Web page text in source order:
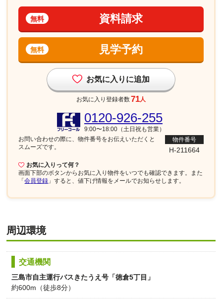
資料請求
無料
見学予約
無料
お気に入りに追加
お気に入り登録者数71 人
お気に入りって何？
画面下部のボタンからお気に入り物件をいつでも確認できます。また
「会員登録 」すると、値下げ情報をメールでお知らせします。
0120-926-255
9:00〜18:00（土日祝も営業）
お問い合わせの際に、物件番号をお伝えいただくと
スムーズです。
物件番号
H-211664
周辺環境
交通機関
三島市自主運行バスきたうえ号「徳倉5丁目」
約600m（徒歩8分）